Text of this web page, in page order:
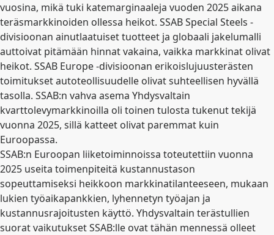
vuosina, mikä tuki katemarginaaleja vuoden 2025 aikana
teräsmarkkinoiden ollessa heikot. SSAB Special Steels -
divisioonan ainutlaatuiset tuotteet ja globaali jakelumalli
auttoivat pitämään hinnat vakaina, vaikka markkinat olivat
heikot. SSAB Europe -divisioonan erikoislujuusterästen
toimitukset autoteollisuudelle olivat suhteellisen hyvällä
tasolla. SSAB:n vahva asema Yhdysvaltain
kvarttolevymarkkinoilla oli toinen tulosta tukenut tekijä
vuonna 2025, sillä katteet olivat paremmat kuin
Euroopassa.
SSAB:n Euroopan liiketoiminnoissa toteutettiin vuonna
2025 useita toimenpiteitä kustannustason
sopeuttamiseksi heikkoon markkinatilanteeseen, mukaan
lukien työaikapankkien, lyhennetyn työajan ja
kustannusrajoitusten käyttö. Yhdysvaltain terästullien
suorat vaikutukset SSAB:lle ovat tähän mennessä olleet